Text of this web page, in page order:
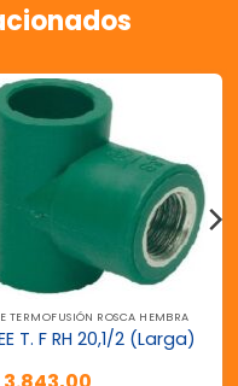
TERMOFUSIÓN ROSCA HEMBRA
T. F RH 20,1/2 (Larga)